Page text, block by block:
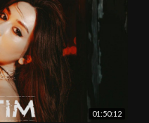
01:50:12